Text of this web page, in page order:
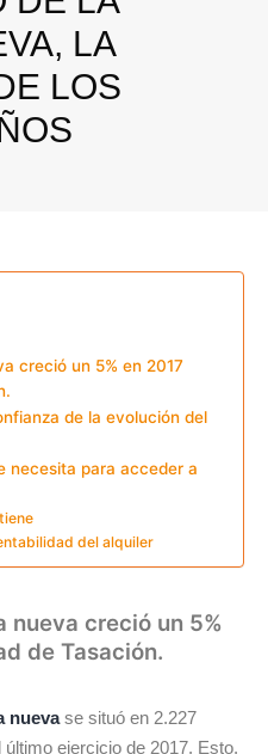
LA
LOS
creció un 5% en 2017
de la evolución del
necesita para acceder a
del alquiler
nueva creció un 5%
de Tasación.
nuevase situó en 2.227
ejercicio de 2017. Esto,